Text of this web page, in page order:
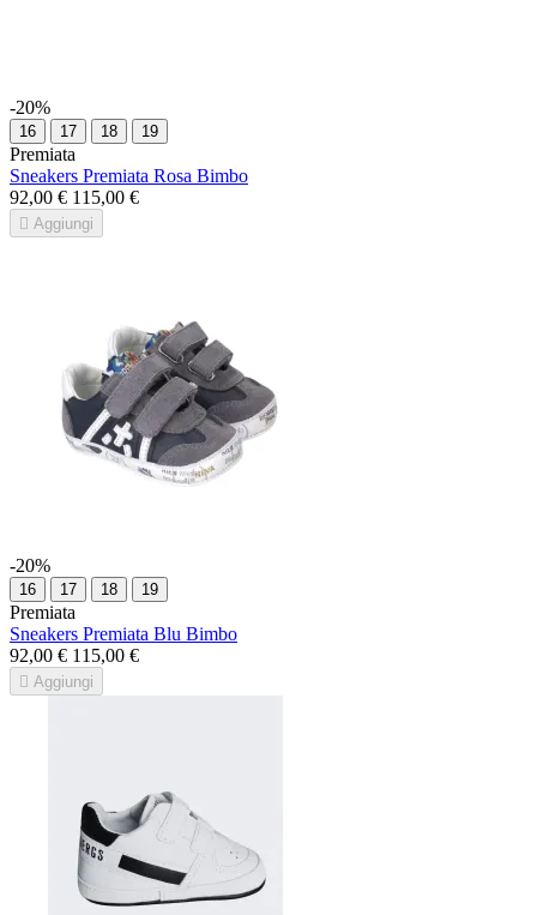
-20%
16 17 18 19
Premiata
Sneakers Premiata Rosa Bimbo
92,00 € 115,00 €
 Aggiungi
-20%
16 17 18 19
Premiata
Sneakers Premiata Blu Bimbo
92,00 € 115,00 €
 Aggiungi